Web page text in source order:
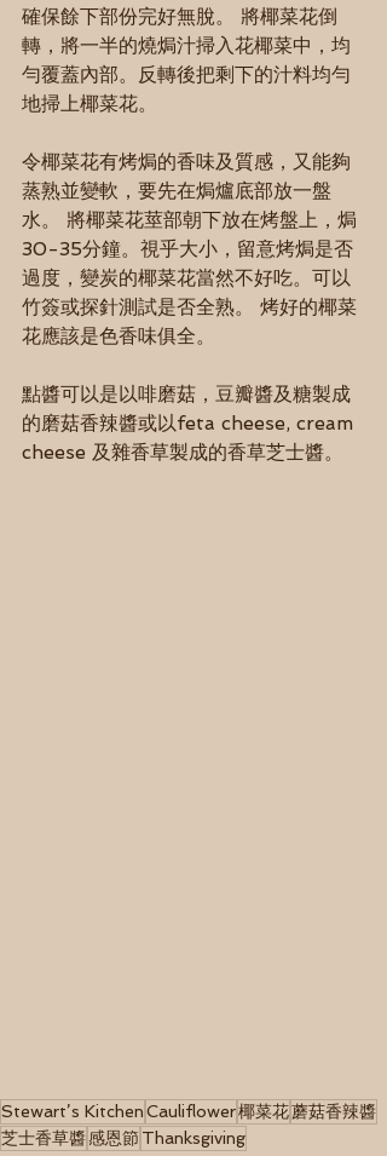
確保餘下部份完好無脫。 將椰菜花倒
轉，將一半的燒焗汁掃入花椰菜中，均
勻覆蓋內部。反轉後把剩下的汁料均勻
地掃上椰菜花。
令椰菜花有烤焗的香味及質感，又能夠
蒸熟並變軟，要先在焗爐底部放一盤
水。 將椰菜花莖部朝下放在烤盤上，焗
30-35分鐘。視乎大小，留意烤焗是否
過度，變炭的椰菜花當然不好吃。可以
竹簽或探針測試是否全熟。 烤好的椰菜
花應該是色香味俱全。
點醬可以是以啡磨菇，豆瓣醬及糖製成
的磨菇香辣醬或以feta cheese, cream
cheese 及雜香草製成的香草芝士醬。
Stewart’s KitchenCauliflower椰菜花蘑菇香辣醬
芝士香草醬感恩節 Thanksgiving